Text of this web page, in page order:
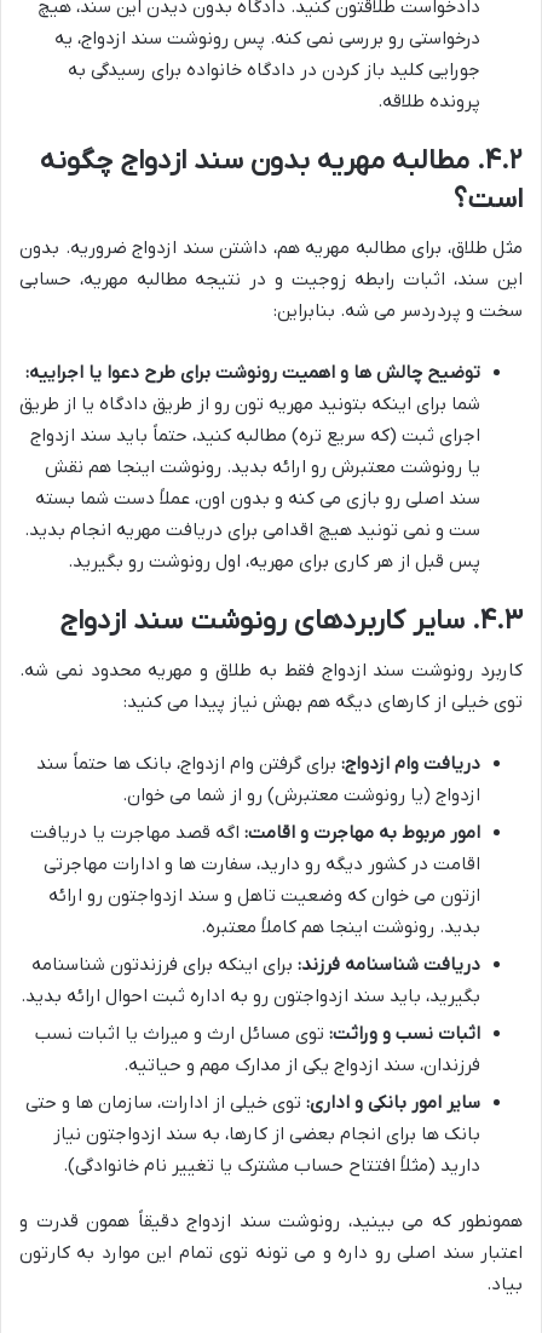
دادخواست طلاقتون کنید. دادگاه بدون دیدن این سند، هیچ
درخواستی رو بررسی نمی کنه. پس رونوشت سند ازدواج، یه
جورایی کلید باز کردن در دادگاه خانواده برای رسیدگی به
پرونده طلاقه.
۴.۲. مطالبه مهریه بدون سند ازدواج چگونه
است؟
مثل طلاق، برای مطالبه مهریه هم، داشتن سند ازدواج ضروریه. بدون
این سند، اثبات رابطه زوجیت و در نتیجه مطالبه مهریه، حسابی
سخت و پردردسر می شه. بنابراین:
توضیح چالش ها و اهمیت رونوشت برای طرح دعوا یا اجراییه:
شما برای اینکه بتونید مهریه تون رو از طریق دادگاه یا از طریق
اجرای ثبت (که سریع تره) مطالبه کنید، حتماً باید سند ازدواج
یا رونوشت معتبرش رو ارائه بدید. رونوشت اینجا هم نقش
سند اصلی رو بازی می کنه و بدون اون، عملاً دست شما بسته
ست و نمی تونید هیچ اقدامی برای دریافت مهریه انجام بدید.
پس قبل از هر کاری برای مهریه، اول رونوشت رو بگیرید.
۴.۳. سایر کاربردهای رونوشت سند ازدواج
کاربرد رونوشت سند ازدواج فقط به طلاق و مهریه محدود نمی شه.
توی خیلی از کارهای دیگه هم بهش نیاز پیدا می کنید:
دریافت وام ازدواج: برای گرفتن وام ازدواج، بانک ها حتماً سند
ازدواج (یا رونوشت معتبرش) رو از شما می خوان.
امور مربوط به مهاجرت و اقامت: اگه قصد مهاجرت یا دریافت
اقامت در کشور دیگه رو دارید، سفارت ها و ادارات مهاجرتی
ازتون می خوان که وضعیت تاهل و سند ازدواجتون رو ارائه
بدید. رونوشت اینجا هم کاملاً معتبره.
دریافت شناسنامه فرزند: برای اینکه برای فرزندتون شناسنامه
بگیرید، باید سند ازدواجتون رو به اداره ثبت احوال ارائه بدید.
اثبات نسب و وراثت: توی مسائل ارث و میراث یا اثبات نسب
فرزندان، سند ازدواج یکی از مدارک مهم و حیاتیه.
سایر امور بانکی و اداری: توی خیلی از ادارات، سازمان ها و حتی
بانک ها برای انجام بعضی از کارها، به سند ازدواجتون نیاز
دارید (مثلاً افتتاح حساب مشترک یا تغییر نام خانوادگی).
همونطور که می بینید، رونوشت سند ازدواج دقیقاً همون قدرت و
اعتبار سند اصلی رو داره و می تونه توی تمام این موارد به کارتون
بیاد.